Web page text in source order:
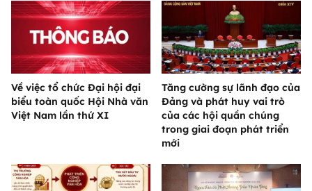
Về việc tổ chức Đại hội đại
biểu toàn quốc Hội Nhà văn
Việt Nam lần thứ XI
Tăng cường sự lãnh đạo của
Đảng và phát huy vai trò
của các hội quần chúng
trong giai đoạn phát triển
mới